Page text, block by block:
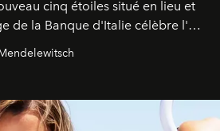
cinq étoiles situé en lieu et
de la Banque d'Italie célèbre l'art
toute son élégance intemporelle.